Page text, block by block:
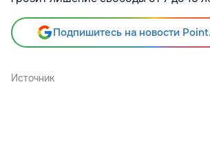
Подпишитесь на новости
Источник